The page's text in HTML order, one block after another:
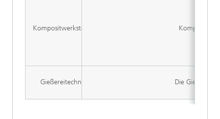
Die
Kompositwerkstoffe
Gießereitechnik